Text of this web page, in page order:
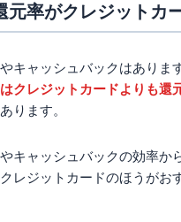
元率がクレジットカ
キャッシュバックはありま
クレジットカードよりも還
ります。
キャッシュバックの効率か
レジットカードのほうがお